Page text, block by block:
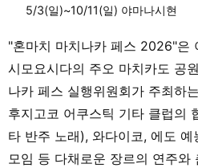
5/3(일)~10/11(일) 야마나시현
"혼마치 마치나카 페스 2026"은
시모요시다의 주오 마치카도 공
나카 페스 실행위원회가 주최하
후지고코 어쿠스틱 기타 클럽의
타 반주 노래), 와다이코, 에도
모임 등 다채로운 장르의 연주와